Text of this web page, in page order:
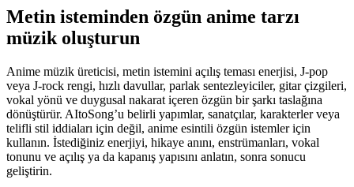
Metin isteminden özgün anime tarzı
müzik oluşturun
Anime müzik üreticisi, metin istemini açılış teması enerjisi, J-pop
veya J-rock rengi, hızlı davullar, parlak sentezleyiciler, gitar çizgileri,
vokal yönü ve duygusal nakarat içeren özgün bir şarkı taslağına
dönüştürür. AItoSong’u belirli yapımlar, sanatçılar, karakterler veya
telifli stil iddiaları için değil, anime esintili özgün istemler için
kullanın. İstediğiniz enerjiyi, hikaye anını, enstrümanları, vokal
tonunu ve açılış ya da kapanış yapısını anlatın, sonra sonucu
geliştirin.